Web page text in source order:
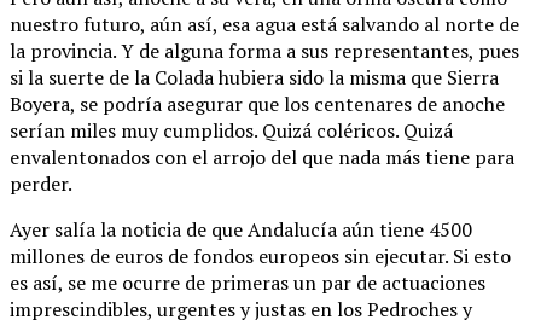
nuestro futuro, aún así, esa agua está salvando al norte de
la provincia. Y de alguna forma a sus representantes, pues
si la suerte de la Colada hubiera sido la misma que Sierra
Boyera, se podría asegurar que los centenares de anoche
serían miles muy cumplidos. Quizá coléricos. Quizá
envalentonados con el arrojo del que nada más tiene para
perder.
Ayer salía la noticia de que Andalucía aún tiene 4500
millones de euros de fondos europeos sin ejecutar. Si esto
es así, se me ocurre de primeras un par de actuaciones
imprescindibles, urgentes y justas en los Pedroches y